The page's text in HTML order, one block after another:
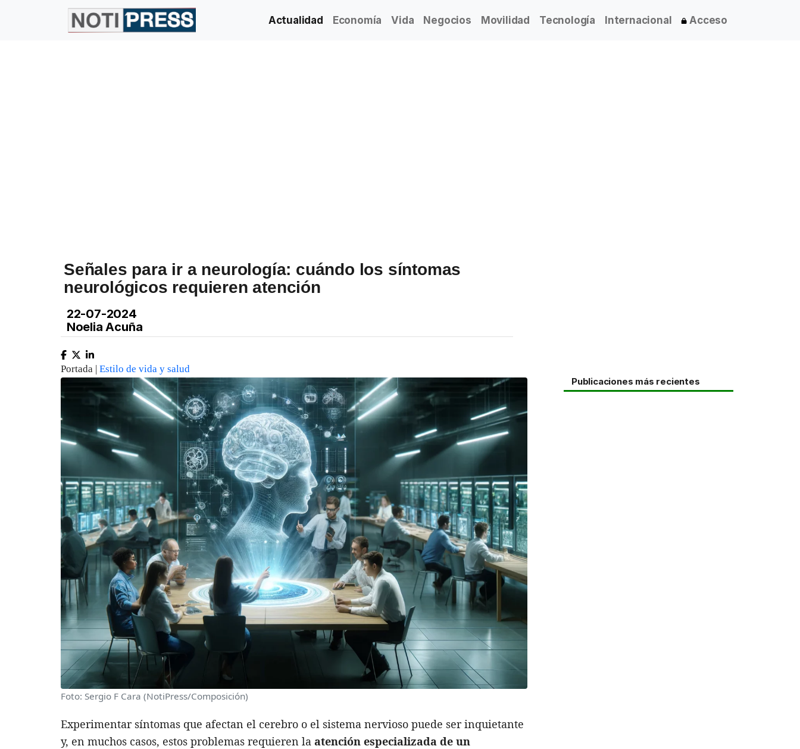
Actualidad Economía Vida Negocios Movilidad Tecnología Internacional Acceso
Señales para ir a neurología: cuándo los síntomas
neurológicos requieren atención
22-07-2024
Noelia Acuña
Portada | Estilo de vida y salud
Foto: Sergio F Cara (NotiPress/Composición)
Experimentar síntomas que afectan el cerebro o el sistema nervioso puede ser inquietante
y, en muchos casos, estos problemas requieren la atención especializada de un
Publicaciones más recientes